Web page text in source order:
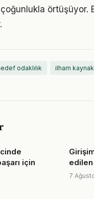
örtüşüyor.
odaklılık ilham
için
7